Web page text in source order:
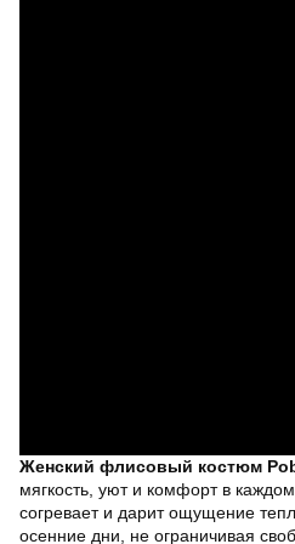
Женский флисовый костюм
мягкость, уют и комфорт в
согревает и дарит ощущение
осенние дни, не ограничивая